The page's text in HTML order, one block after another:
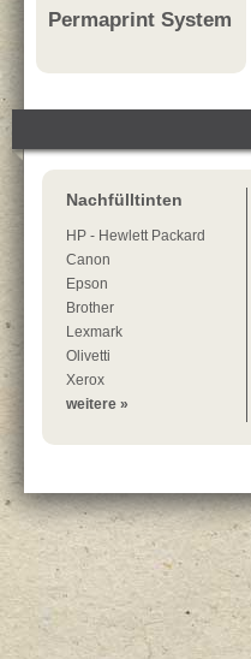
Permaprint System
Nachfülltinten
HP - Hewlett Packard
Canon
Epson
Brother
Lexmark
Olivetti
Xerox
weitere »